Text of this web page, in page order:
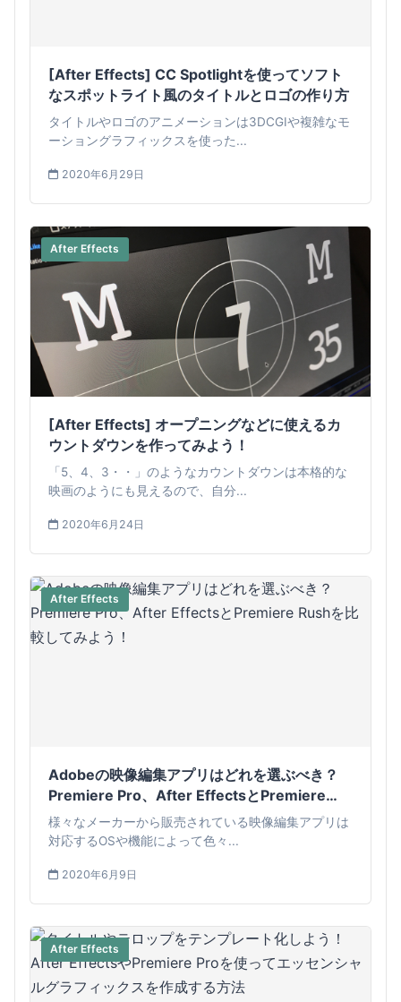
[After Effects] CC Spotlightを使ってソフト
なスポットライト風のタイトルとロゴの作り方
タイトルやロゴのアニメーションは3DCGIや複雑なモ
ーショングラフィックスを使った...
2020年6月29日
After Effects
[After Effects] オープニングなどに使えるカ
ウントダウンを作ってみよう！
「5、4、3・・」のようなカウントダウンは本格的な
映画のようにも見えるので、自分...
2020年6月24日
After Effects
Adobeの映像編集アプリはどれを選ぶべき？
Premiere Pro、After EffectsとPremiere
Rushを比較してみよう！
様々なメーカーから販売されている映像編集アプリは
対応するOSや機能によって色々...
2020年6月9日
After Effects